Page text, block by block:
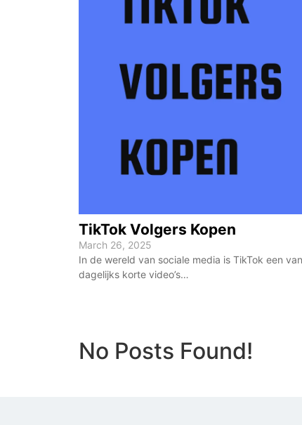
TikTok Volgers Kopen
March 26, 2025
In de wereld van sociale media is TikTok een
dagelijks korte video’s…
No Posts Found!